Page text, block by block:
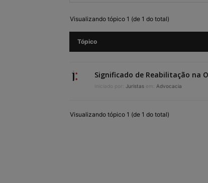
Visualizando tópico 1 (de 1 do total)
Tópico
Significado de Reabilitação na
Iniciado por: Juristas em: Advocacia
Visualizando tópico 1 (de 1 do total)